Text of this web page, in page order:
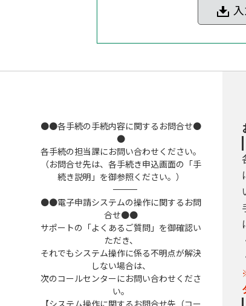
●●各手続の手続内容に関するお問合せ●
●
各手続の担当課にお問い合わせください。
（お問合せ先は、各手続き申込画面の「手
続き説明」を御参照ください。）
――――――――――――――――――――――――――――――――――――――――――――――――――
●●電子申請システムの操作に関するお問
合せ●●
サポートの「よくあるご質問」を御確認い
ただき、
それでもシステム操作に係る不明点が解決
しない場合は、
次のコールセンターにお問い合わせくださ
い。